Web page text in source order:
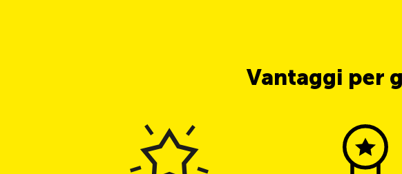
Vantaggi per